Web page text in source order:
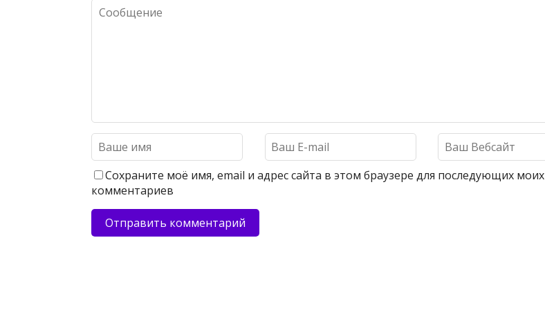
Сохраните моё имя, email и адрес сайта в этом браузере для последующих моих
комментариев